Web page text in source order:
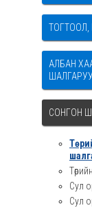
АЛБАН
СОНГОН
Сул
Сул